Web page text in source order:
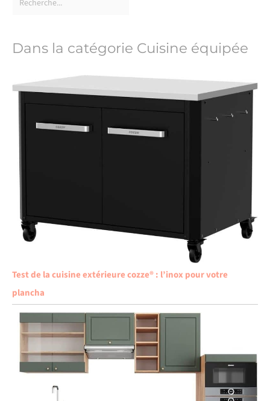
Dans la catégorie Cuisine équipée
Test de la cuisine extérieure cozze® : l’inox pour votre
plancha